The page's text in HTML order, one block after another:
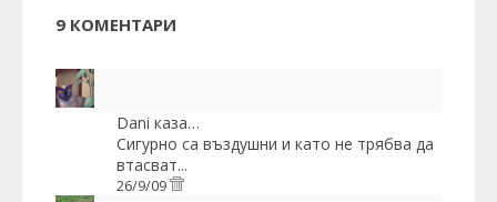
9 КОМЕНТАРИ
Dani каза…
Сигурно са въздушни и като не трябва да
втасват...
26/9/09